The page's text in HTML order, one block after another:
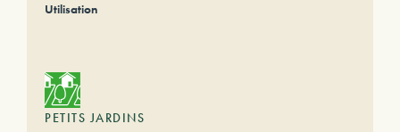
Utilisation
PETITS JARDINS